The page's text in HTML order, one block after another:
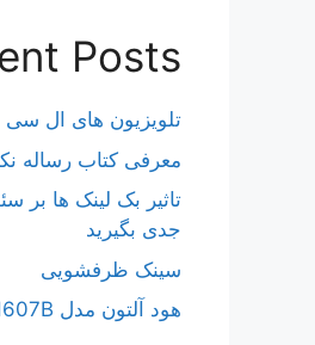
Posts
تلویزیون های ال
معرفی کتاب رساله
تاثیر بک لینک ها بر
جدی بگیرید
سینک ظرفشویی
هود آلتون مدل H607B